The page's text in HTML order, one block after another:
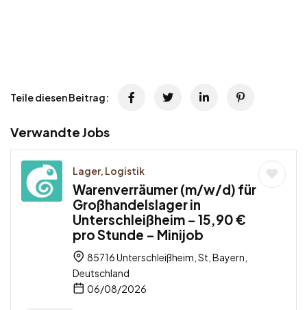
Teile diesen Beitrag:
Verwandte Jobs
Lager, Logistik
Warenverräumer (m/w/d) für
Großhandelslager in
Unterschleißheim – 15,90 €
pro Stunde – Minijob
85716 Unterschleißheim, St, Bayern,
Deutschland
06/08/2026